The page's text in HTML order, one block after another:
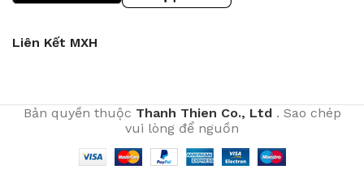
Liên Kết MXH
Bản quyền thuộc Thanh Thien Co., Ltd. Sao chép
vui lòng để nguồn